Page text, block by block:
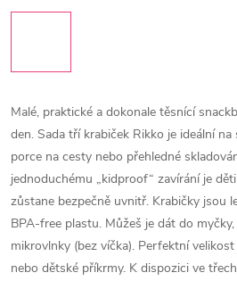
Malé, praktické a dokonale těsnící
den. Sada tří krabiček Rikko je ideální
porce na cesty nebo přehledné
jednoduchému „kidproof“ zavírání je
zůstane bezpečně uvnitř. Krabičky jsou
BPA‑free plastu. Můžeš je dát do
mikrovlnky (bez víčka). Perfektní
nebo dětské příkrmy. K dispozici ve